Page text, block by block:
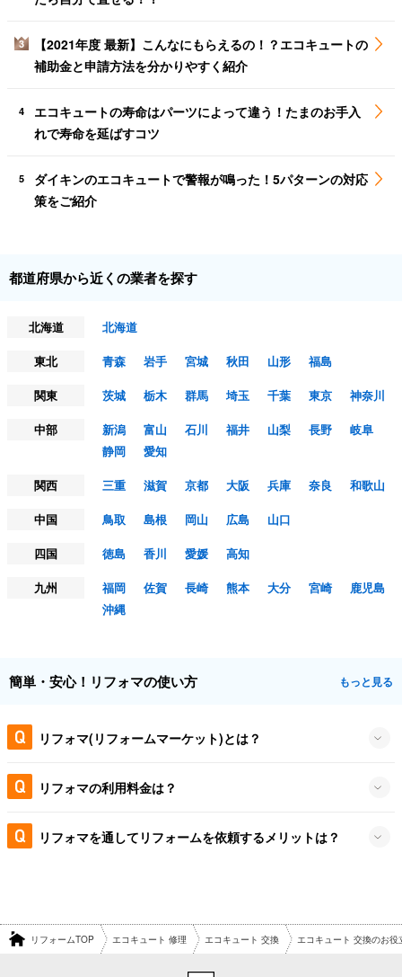
3
【2021年度 最新】こんなにもらえるの！？エコキュートの
補助金と申請方法を分かりやすく紹介
4
エコキュートの寿命はパーツによって違う！たまのお手入
れで寿命を延ばすコツ
5
ダイキンのエコキュートで警報が鳴った！5パターンの対応
策をご紹介
都道府県から近くの業者を探す
北海道
北海道
東北
青森 岩手 宮城 秋田 山形
福島
関東
茨城 栃木 群馬 埼玉 千葉 東京
神奈川
中部
新潟 富山 石川 福井 山梨 長野
岐阜
静岡
愛知
関西
三重 滋賀 京都 大阪 兵庫 奈良
和歌山
中国
鳥取 島根 岡山 広島
山口
四国
徳島 香川 愛媛
高知
九州
福岡 佐賀 長崎 熊本 大分 宮崎
鹿児島
沖縄
簡単・安心！リフォマの使い方 もっと見る
リフォマ(リフォームマーケット)とは？
リフォマの利用料金は？
リフォマを通してリフォームを依頼するメリットは？
リフォームTOP エコキュート 修理 エコキュート 交換 エコキュート 交換のお役